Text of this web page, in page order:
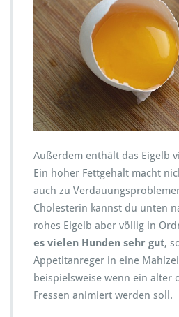
Außerdem enthält das Eigelb
Ein hoher Fettgehalt macht
auch zu
Cholesterin kannst du unten
rohes Eigelb aber völlig in
es vielen Hunden sehr gut,
Appetitanreger in eine
beispielsweise wenn ein alter
Fressen animiert werden soll.